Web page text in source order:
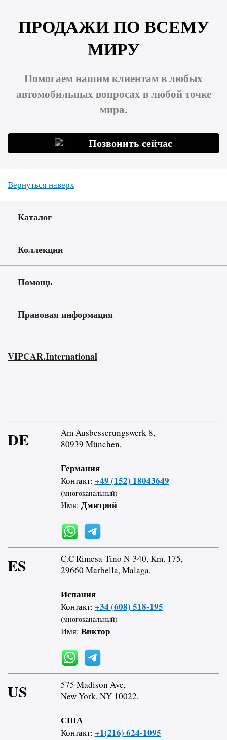
ПРОДАЖИ ПО ВСЕМУ
МИРУ
Помогаем нашим клиентам в любых
автомобильных вопросах в любой точке
мира.
Позвонить сейчас
Вернуться наверх
Каталог
Коллекции
Помощь
Правовая информация
VIPCAR.International
DE
Am Ausbesserungswerk 8,
80939 München,
Германия
Контакт: +49 (152) 18043649
(многоканальный)
Имя: Дмитрий
ES
C.C Rimesa-Tino N-340, Km. 175,
29660 Marbella, Malaga,
Испания
Контакт: +34 (608) 518-195
(многоканальный)
Имя: Виктор
US
575 Madison Ave,
New York, NY 10022,
США
Контакт: +1(216) 624-1095